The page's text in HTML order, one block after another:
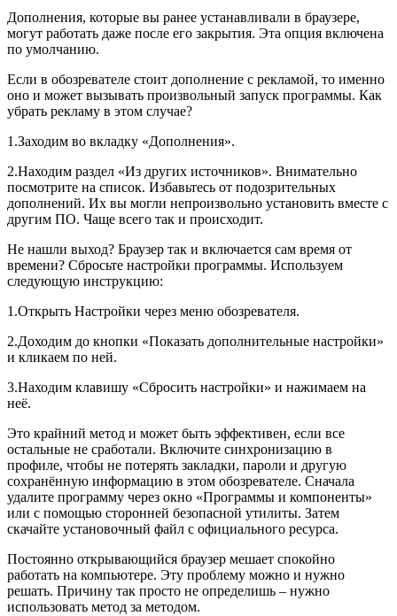
Дополнения, которые вы ранее устанавливали в браузере,
могут работать даже после его закрытия. Эта опция включена
по умолчанию.
Если в обозревателе стоит дополнение с рекламой, то именно
оно и может вызывать произвольный запуск программы. Как
убрать рекламу в этом случае?
1.Заходим во вкладку «Дополнения».
2.Находим раздел «Из других источников». Внимательно
посмотрите на список. Избавьтесь от подозрительных
дополнений. Их вы могли непроизвольно установить вместе с
другим ПО. Чаще всего так и происходит.
Не нашли выход? Браузер так и включается сам время от
времени? Сбросьте настройки программы. Используем
следующую инструкцию:
1.Открыть Настройки через меню обозревателя.
2.Доходим до кнопки «Показать дополнительные настройки»
и кликаем по ней.
3.Находим клавишу «Сбросить настройки» и нажимаем на
неё.
Это крайний метод и может быть эффективен, если все
остальные не сработали. Включите синхронизацию в
профиле, чтобы не потерять закладки, пароли и другую
сохранённую информацию в этом обозревателе. Сначала
удалите программу через окно «Программы и компоненты»
или с помощью сторонней безопасной утилиты. Затем
скачайте установочный файл с официального ресурса.
Постоянно открывающийся браузер мешает спокойно
работать на компьютере. Эту проблему можно и нужно
решать. Причину так просто не определишь – нужно
использовать метод за методом.